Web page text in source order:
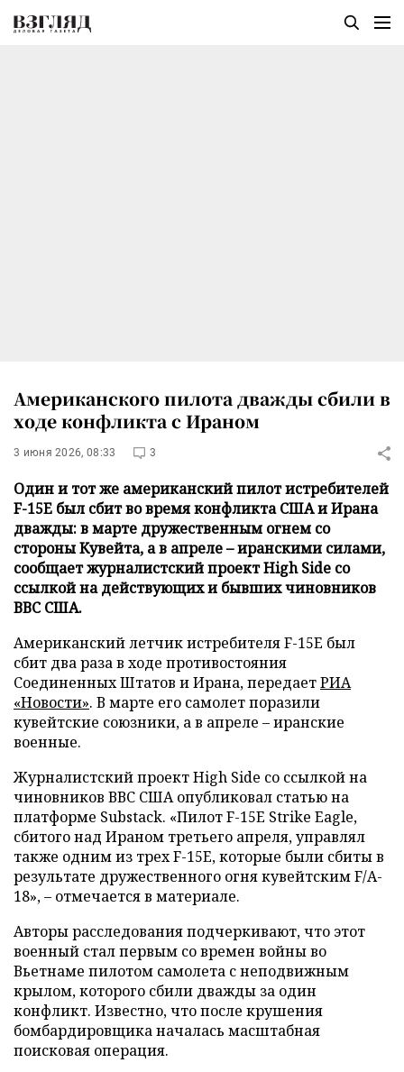
Американского пилота дважды сбили в
ходе конфликта с Ираном
3 июня 2026, 08:33 3
Один и тот же американский пилот истребителей
F-15E был сбит во время конфликта США и Ирана
дважды: в марте дружественным огнем со
стороны Кувейта, а в апреле – иранскими силами,
сообщает журналистский проект High Side со
ссылкой на действующих и бывших чиновников
ВВС США.
Американский летчик истребителя F-15E был
сбит два раза в ходе противостояния
Соединенных Штатов и Ирана, передаетРИА
«Новости». В марте его самолет поразили
кувейтские союзники, а в апреле – иранские
военные.
Журналистский проект High Side со ссылкой на
чиновников ВВС США опубликовал статью на
платформе Substack. «Пилот F-15E Strike Eagle,
сбитого над Ираном третьего апреля, управлял
также одним из трех F-15E, которые были сбиты в
результате дружественного огня кувейтским F/A-
18», – отмечается в материале.
Авторы расследования подчеркивают, что этот
военный стал первым со времен войны во
Вьетнаме пилотом самолета с неподвижным
крылом, которого сбили дважды за один
конфликт. Известно, что после крушения
бомбардировщика началась масштабная
поисковая операция.